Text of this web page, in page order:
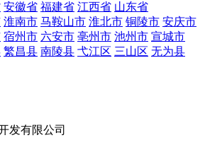
安徽省 福建省 江西省 山东省
淮南市 马鞍山市 淮北市 铜陵市 安庆市
宿州市 六安市 亳州市 池州市 宣城市
繁昌县 南陵县 弋江区 三山区 无为县
发有限公司